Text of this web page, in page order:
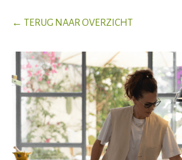
← TERUG NAAR OVERZICHT